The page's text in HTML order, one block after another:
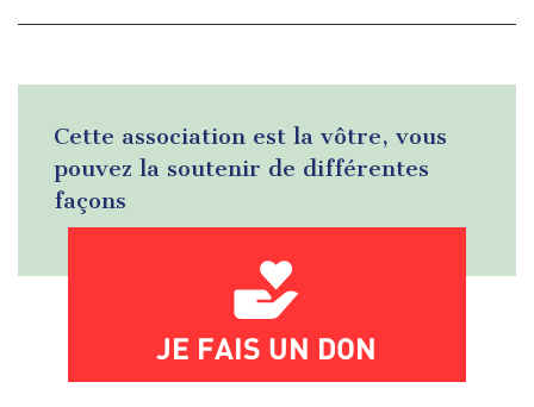
Cette association est la vôtre, vous
pouvez la soutenir de différentes
façons
JE FAIS UN DON